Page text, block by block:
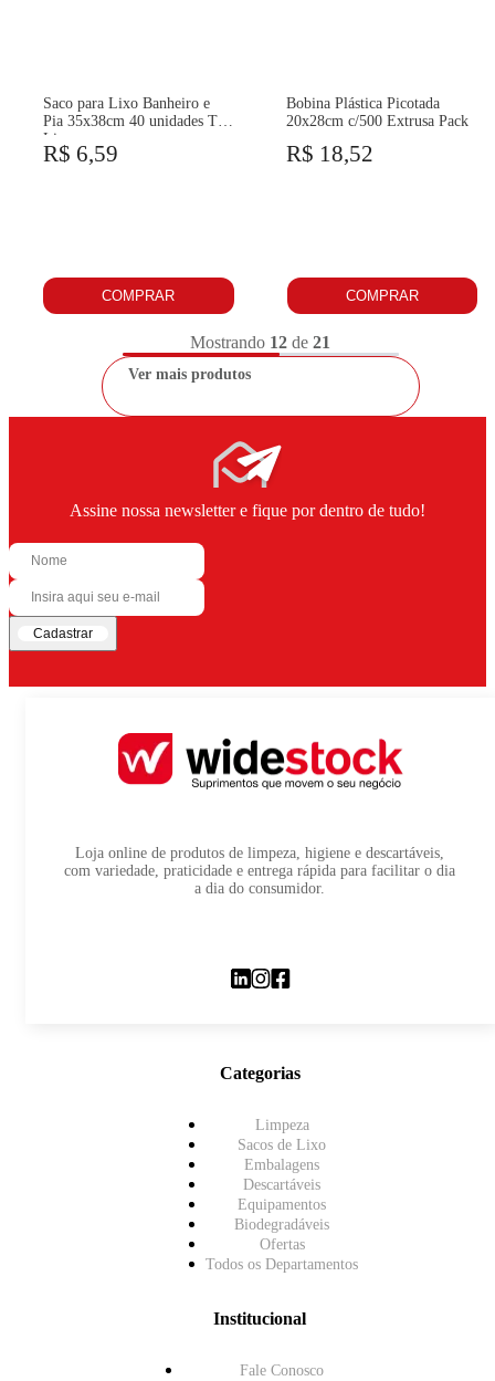
Saco para Lixo Banheiro e
Pia 35x38cm 40 unidades Top
Lixo
R$ 6,59
COMPRAR
Bobina Plástica Picotada
20x28cm c/500 Extrusa Pack
R$ 18,52
COMPRAR
Mostrando 12 de 21
Ver mais produtos
Assine nossa newsletter e fique por dentro de tudo!
Cadastrar
Loja online de produtos de limpeza, higiene e descartáveis,
com variedade, praticidade e entrega rápida para facilitar o dia
a dia do consumidor.
Categorias
Limpeza
Sacos de Lixo
Embalagens
Descartáveis
Equipamentos
Biodegradáveis
Ofertas
Todos os Departamentos
Institucional
Fale Conosco